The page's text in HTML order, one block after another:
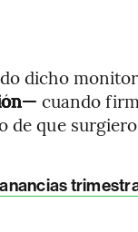
dicho
cuando
de que